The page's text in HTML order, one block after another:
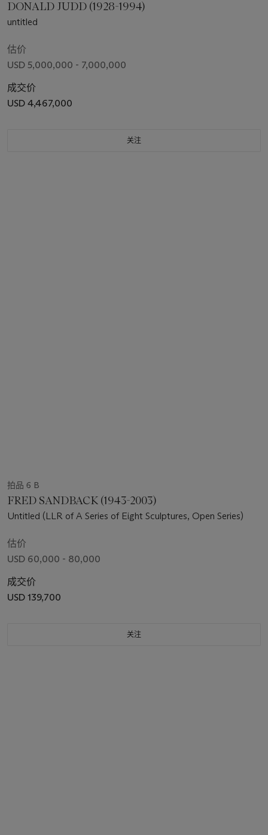
DONALD JUDD (1928-1994)
untitled
估价
USD 5,000,000 - 7,000,000
成交价
USD 4,467,000
关注
拍品 6 B
FRED SANDBACK (1943-2003)
Untitled (LLR of A Series of Eight Sculptures, Open Series)
估价
USD 60,000 - 80,000
成交价
USD 139,700
关注